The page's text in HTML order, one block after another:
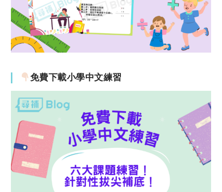
免費下載小學中文練習